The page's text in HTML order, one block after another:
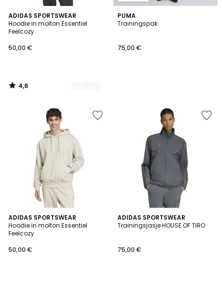
ADIDAS SPORTSWEAR
Hoodie in molton Essentiel
Feelcozy
50,00 €
4,6
/ 5
3
Kleuren
4,6
/
PUMA
Trainingspak
75,00 €
ADIDAS SPORTSWEAR
Hoodie in molton Essentiel
Feelcozy
50,00 €
4,6
/ 5
ADIDAS SPORTSWEAR
Trainingsjasje HOUSE OF TIRO
75,00 €
5
/
2
Kleuren